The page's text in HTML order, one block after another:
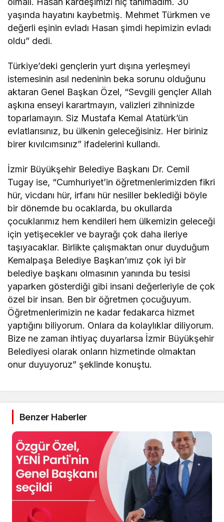
yaşında hayatını kaybetmiş. Mehmet Türkmen ve
değerli eşinin evladı Hasan şimdi hepimizin evladı
oldu” dedi.
Türkiye’deki gençlerin yurt dışına yerleşmeyi
istemesinin asıl nedeninin beka sorunu olduğunu
aktaran Genel Başkan Özel, “Sevgili gençler Allah
aşkına enseyi karartmayın, valizleri zihninizde
toparlamayın. Siz Mustafa Kemal Atatürk’ün
evlatlarısınız, bu ülkenin geleceğisiniz. Her biriniz
birer kıvılcımsınız” ifadelerini kullandı.
İzmir Büyükşehir Belediye Başkanı Dr. Cemil
Tugay ise, “Cumhuriyet’in öğretmenlerimizden fikri
hür, vicdanı hür, irfanı hür nesiller beklediği böyle
bir dönemde bu ocaklarda, bu okullarda
çocuklarımız hem kendileri hem ülkemizin geleceği
için yetişecekler ve bayrağı çok daha ileriye
taşıyacaklar. Birlikte çalışmaktan onur duyduğum
Kemalpaşa Belediye Başkan’ımız çok iyi bir
belediye başkanı olmasının yanında bu tesisi
yaparken gösterdiği gibi insani değerleriyle de çok
özel bir insan. Ben bir öğretmen çocuğuyum.
Öğretmenlerimizin ne kadar fedakarca hizmet
yaptığını biliyorum. Onlara da kolaylıklar diliyorum.
Bize ne zaman ihtiyaç duyarlarsa İzmir Büyükşehir
Belediyesi olarak onların hizmetinde olmaktan
onur duyuyoruz” şeklinde konuştu.
Benzer Haberler